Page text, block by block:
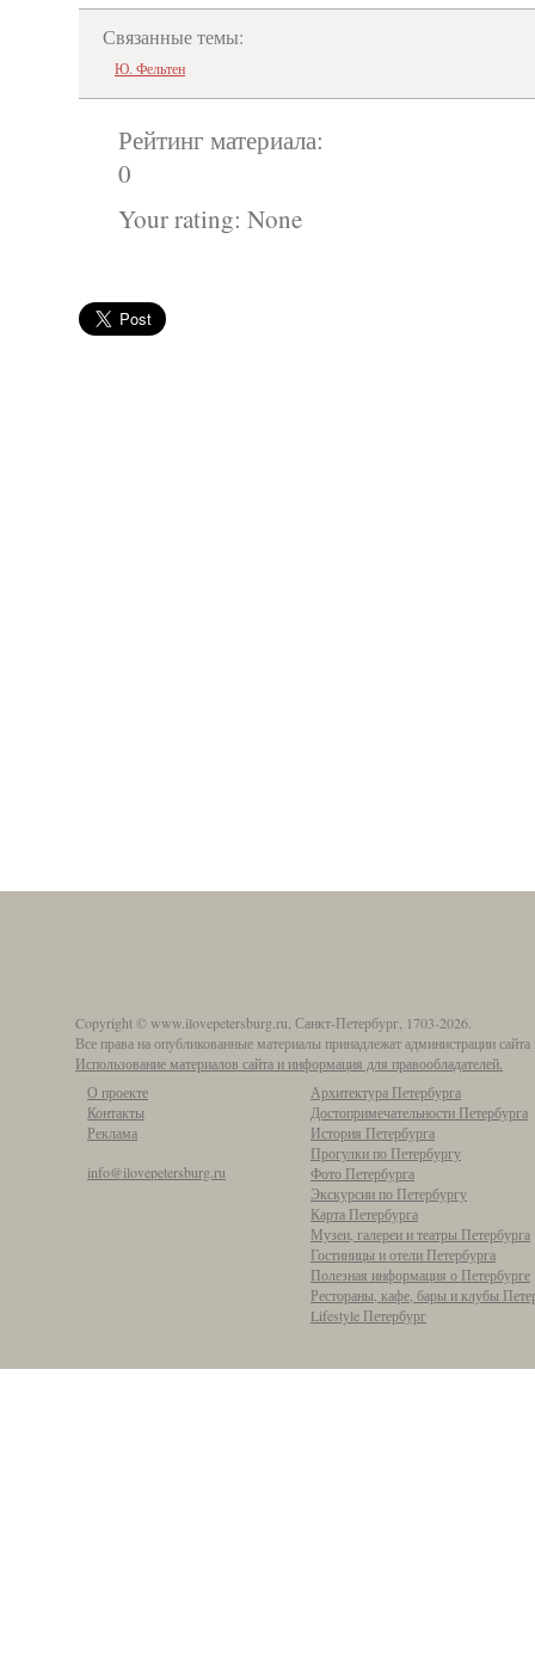
Связанные темы:
Ю. Фельтен
Рейтинг материала:
0
Your rating: None
Copyright © www.ilovepetersburg.ru, Санкт-Петербург, 1703-2026.
Все права на опубликованные материалы принадлежат администрации
Использование материалов сайта и информация для правообладателей.
О проекте
Контакты
Реклама
info@ilovepetersburg.ru
Архитектура Петербурга
Достопримечательности Петербурга
История Петербурга
Прогулки по Петербургу
Фото Петербурга
Экскурсии по Петербургу
Карта Петербурга
Музеи, галереи и театры Петербурга
Гостиницы и отели Петербурга
Полезная информация о Петербурге
Рестораны, кафе, бары и клубы
Lifestyle Петербург